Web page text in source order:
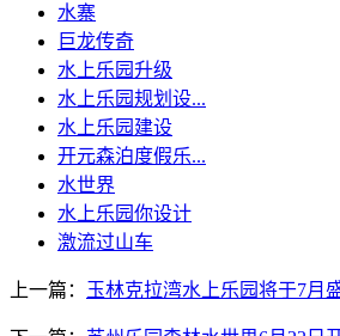
水寨
巨龙传奇
水上乐园升级
水上乐园规划设...
水上乐园建设
开元森泊度假乐...
水世界
水上乐园你设计
激流过山车
上一篇： 玉林克拉湾水上乐园将于7月